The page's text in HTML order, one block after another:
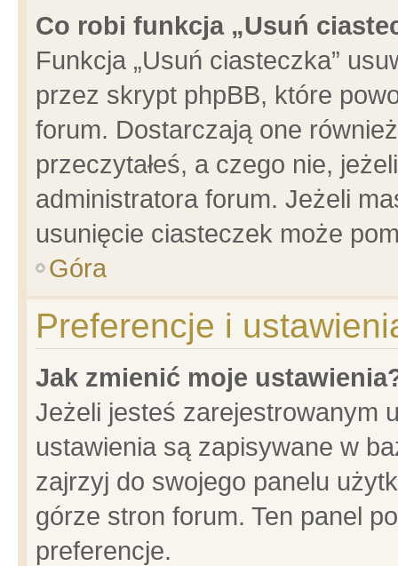
Co robi funkcja „Usuń
Funkcja „Usuń ciasteczka”
przez skrypt phpBB, które
forum. Dostarczają one
przeczytałeś, a czego nie,
administratora forum. Jeżeli
usunięcie ciasteczek może
Góra
Preferencje i
Jak zmienić moje
Jeżeli jesteś zarejestrowanym
ustawienia są zapisywane w
zajrzyj do swojego panelu
górze stron forum. Ten panel
preferencje.